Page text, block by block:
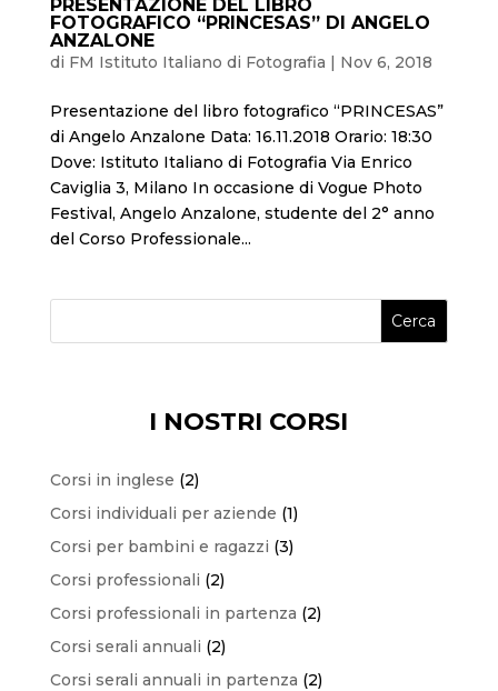
PRESENTAZIONE DEL LIBRO
FOTOGRAFICO “PRINCESAS” DI ANGELO
ANZALONE
di FM Istituto Italiano di Fotografia | Nov 6, 2018
Presentazione del libro fotografico “PRINCESAS”
di Angelo Anzalone Data: 16.11.2018 Orario: 18:30
Dove: Istituto Italiano di Fotografia Via Enrico
Caviglia 3, Milano In occasione di Vogue Photo
Festival, Angelo Anzalone, studente del 2° anno
del Corso Professionale...
Cerca
I NOSTRI CORSI
Corsi in inglese 22
prodotti
Corsi individuali per aziende 11
prodotto
Corsi per bambini e ragazzi 33
Corsi professionali 22
prodotti
Corsi professionali in partenza 22
Corsi serali annuali 22
prodotti
Corsi serali annuali in partenza 22